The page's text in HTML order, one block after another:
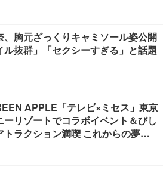
、胸元ざっくりキャミソール姿公開
ル抜群」「セクシーすぎる」と話題
APPLE「テレビ×ミセス」東京
ーリゾートでコラボイベント＆びし
トラクション満喫 これからの夢語